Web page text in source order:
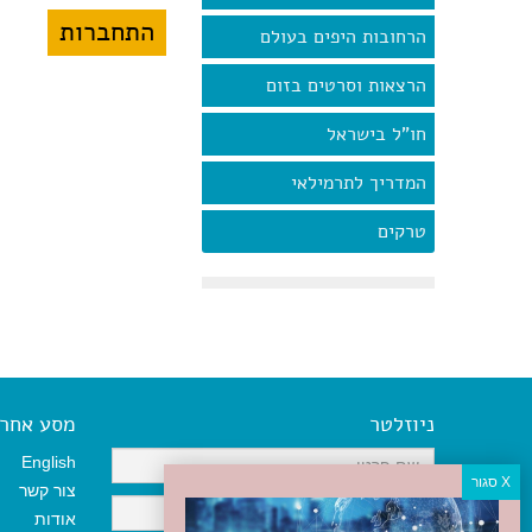
הרחובות היפים בעולם
הרצאות וסרטים בזום
חו"ל בישראל
המדריך לתרמילאי
טרקים
ניוזלטר מסע אחר
English
צור קשר
אודות